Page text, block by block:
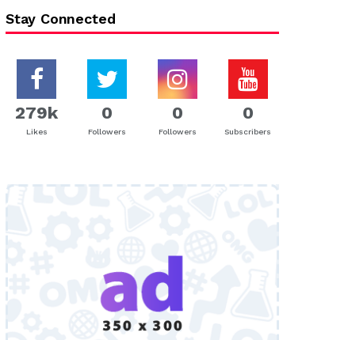
Stay Connected
279k
Likes
0
Followers
0
Followers
0
Subscribers